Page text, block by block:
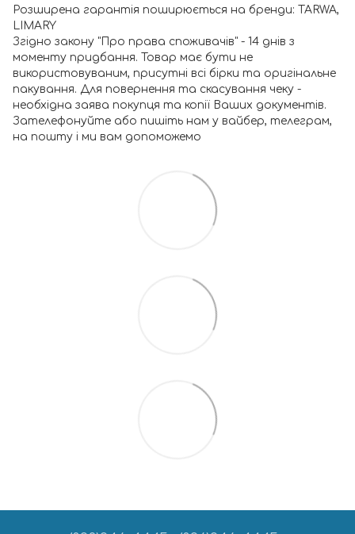
Розширена гарантія поширюється на бренди: TARWA,
LIMARY
Згідно закону "Про права споживачів" - 14 днів з
моменту придбання. Товар має бути не
використовуваним, присутні всі бірки та оригінальне
пакування. Для повернення та скасування чеку -
необхідна заява покупця та копії Ваших документів.
Зателефонуйте або пишіть нам у вайбер, телеграм,
на пошту і ми вам допоможемо